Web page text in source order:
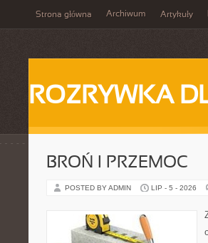
Strona główna Archiwum Artykuły
ROZRYWKA
BROŃ I PRZEMOC
POSTED BY ADMIN LIP - 5 - 2026